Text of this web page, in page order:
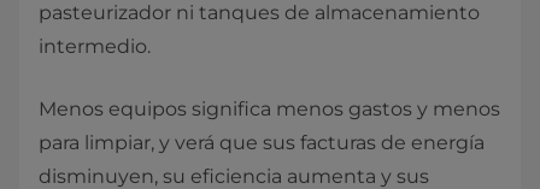
pasteurizador ni tanques de almacenamiento
intermedio.
Menos equipos significa menos gastos y menos
para limpiar, y verá que sus facturas de energía
disminuyen, su eficiencia aumenta y sus